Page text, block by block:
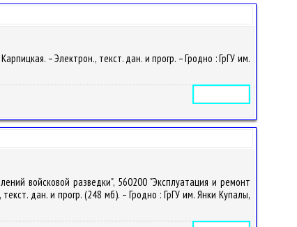
– Электрон., текст. дан. и прогр. – Гродно : ГрГУ им.
войсковой разведки", 560200 "Эксплуатация и ремонт
дан. и прогр. (248 мб). – Гродно : ГрГУ им. Янки Купалы,